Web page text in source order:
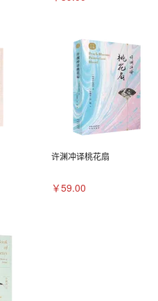
许渊冲译桃花扇
￥59.00